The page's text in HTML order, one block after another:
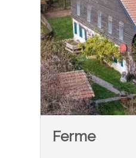
Ferme